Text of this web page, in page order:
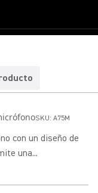
SKU: A75M
con un diseño de
una...